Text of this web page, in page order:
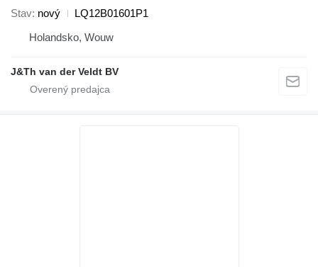
Stav nový
LQ12B01601P1
Holandsko, Wouw
J&Th van der Veldt BV